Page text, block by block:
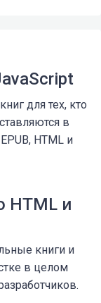
для тех, кто
в
HTML и
HTML и
книги и
в целом